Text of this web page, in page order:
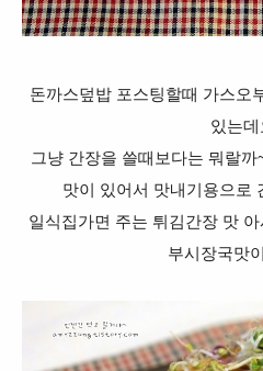
돈까스덮밥 포스팅할때 가스오
있는데
그냥 간장을 쓸때보다는 뭐랄
맛이 있어서 맛내기용으로
일식집가면 주는 튀김간장 맛
부시장국맛